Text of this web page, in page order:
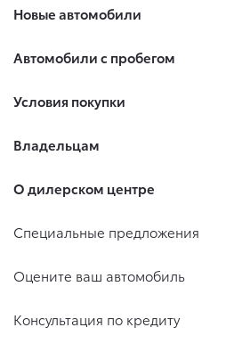
Новые автомобили
Автомобили с пробегом
Условия покупки
Владельцам
О дилерском центре
Специальные предложения
Оцените ваш автомобиль
Консультация по кредиту